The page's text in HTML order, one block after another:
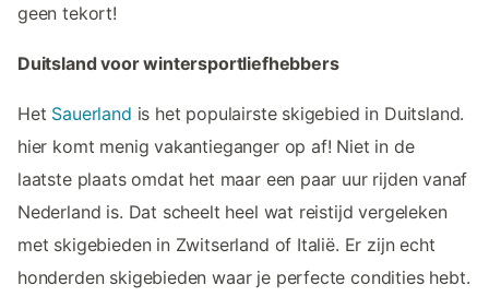
geen tekort!
Duitsland voor wintersportliefhebbers
Het Sauerland is het populairste skigebied in Duitsland.
hier komt menig vakantieganger op af! Niet in de
laatste plaats omdat het maar een paar uur rijden vanaf
Nederland is. Dat scheelt heel wat reistijd vergeleken
met skigebieden in Zwitserland of Italië. Er zijn echt
honderden skigebieden waar je perfecte condities hebt.